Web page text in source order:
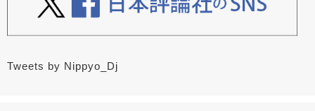
Tweets by Nippyo_Dj